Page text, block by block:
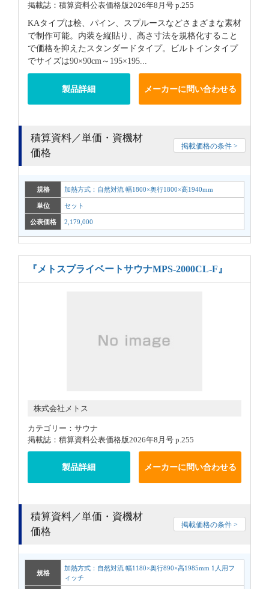
掲載誌：積算資料公表価格版2026年8月号 p.255
KAタイプは桧、パイン、スプルースなどさまざまな素材
で制作可能。内装を縦貼り、高さ寸法を規格化すること
で価格を抑えたスタンダードタイプ。ビルトインタイプ
でサイズは90×90cm～195×195...
製品詳細 メーカーに問い合わせる
積算資料／単価・資機材
価格
掲載価格の条件 >
規格 加熱方式：自然対流 幅1800×奥行1800×高1940mm
単位 セット
公表価格 2,179,000
『メトスプライベートサウナMPS-2000CL-F』
株式会社メトス
カテゴリー：サウナ
掲載誌：積算資料公表価格版2026年8月号 p.255
製品詳細 メーカーに問い合わせる
積算資料／単価・資機材
価格
掲載価格の条件 >
規格
加熱方式：自然対流 幅1180×奥行890×高1985mm 1人用フ
ィッチ